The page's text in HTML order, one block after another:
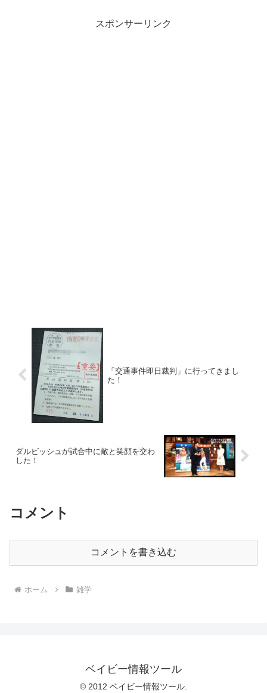
スポンサーリンク
「交通事件即日裁判」に行ってきまし
た！
ダルビッシュが試合中に敵と笑顔を交わ
した！
コメント
コメントを書き込む
ホーム 雑学
ベイビー情報ツール
© 2012 ベイビー情報ツール.